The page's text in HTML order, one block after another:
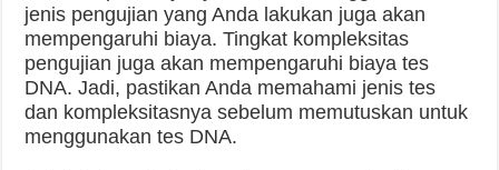
jenis pengujian yang Anda lakukan juga akan
mempengaruhi biaya. Tingkat kompleksitas
pengujian juga akan mempengaruhi biaya tes
DNA. Jadi, pastikan Anda memahami jenis tes
dan kompleksitasnya sebelum memutuskan untuk
menggunakan tes DNA.